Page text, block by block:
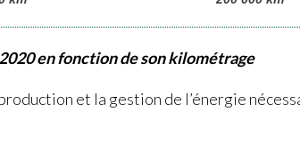
en fonction de son kilométrage
et la gestion de l’énergie